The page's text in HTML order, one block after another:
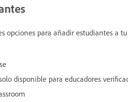
opciones para añadir estudiantes a
disponible para educadores